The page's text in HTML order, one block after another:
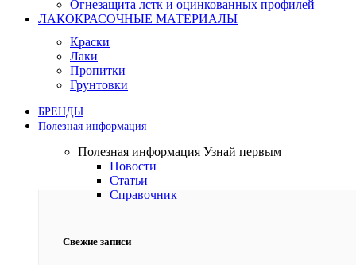
Огнезащита лстк и оцинкованных профилей
ЛАКОКРАСОЧНЫЕ МАТЕРИАЛЫ
Краски
Лаки
Пропитки
Грунтовки
БРЕНДЫ
Полезная информация
Полезная информация Узнай первым
Новости
Статьи
Справочник
Свежие записи